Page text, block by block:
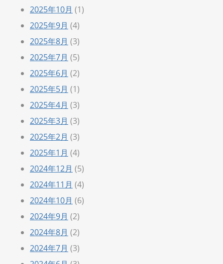
2025年10月 (1)
2025年9月 (4)
2025年8月 (3)
2025年7月 (5)
2025年6月 (2)
2025年5月 (1)
2025年4月 (3)
2025年3月 (3)
2025年2月 (3)
2025年1月 (4)
2024年12月 (5)
2024年11月 (4)
2024年10月 (6)
2024年9月 (2)
2024年8月 (2)
2024年7月 (3)